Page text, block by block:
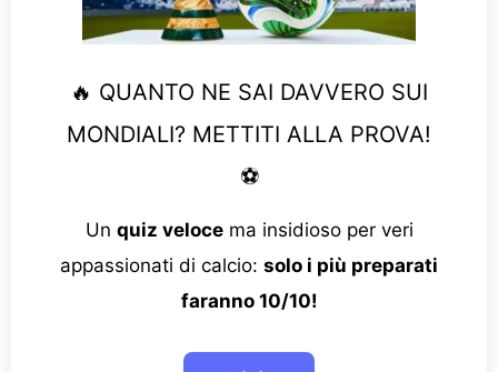
🔥 QUANTO NE SAI DAVVERO SUI
MONDIALI? METTITI ALLA PROVA!
⚽
Un quiz velocema insidioso per veri
appassionati di calcio: solo i più preparati
faranno 10/10!